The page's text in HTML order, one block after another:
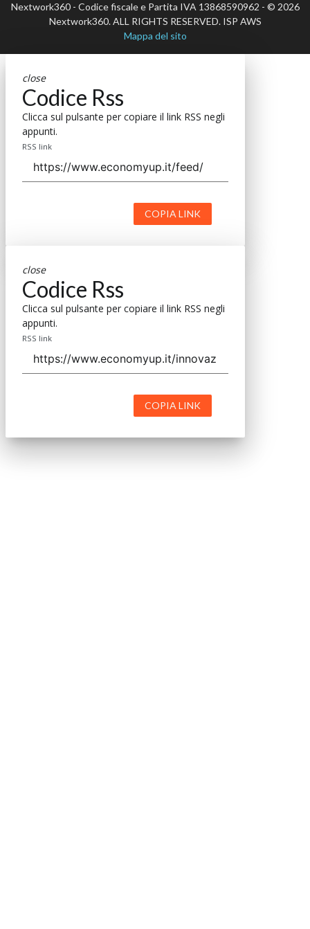
Nextwork360 - Codice fiscale e Partita IVA 13868590962 - © 2026
Nextwork360. ALL RIGHTS RESERVED. ISP AWS
Mappa del sito
close
Codice Rss
Clicca sul pulsante per copiare il link RSS negli
appunti.
RSS link
COPIA LINK
close
Codice Rss
Clicca sul pulsante per copiare il link RSS negli
appunti.
RSS link
COPIA LINK